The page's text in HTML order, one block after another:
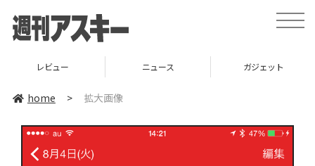
toggle
レビュー ニュース ガジェット
home > 拡大画像